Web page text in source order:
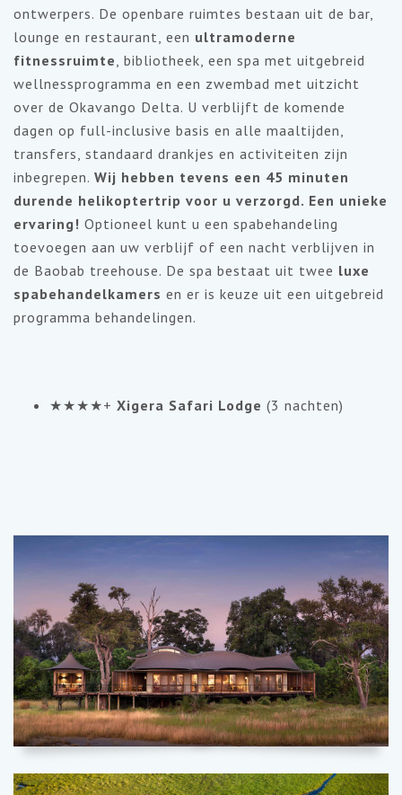
ontwerpers. De openbare ruimtes bestaan uit de bar,
lounge en restaurant, een ultramoderne
fitnessruimte , bibliotheek, een spa met uitgebreid
wellnessprogramma en een zwembad met uitzicht
over de Okavango Delta. U verblijft de komende
dagen op full-inclusive basis en alle maaltijden,
transfers, standaard drankjes en activiteiten zijn
inbegrepen. Wij hebben tevens een 45 minuten
durende helikoptertrip voor u verzorgd. Een unieke
ervaring! Optioneel kunt u een spabehandeling
toevoegen aan uw verblijf of een nacht verblijven in
de Baobab treehouse. De spa bestaat uit twee luxe
spabehandelkamers en er is keuze uit een uitgebreid
programma behandelingen.
★★★★+ Xigera Safari Lodge (3 nachten)